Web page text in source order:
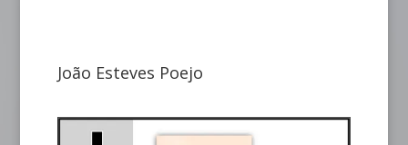
João Esteves Poejo